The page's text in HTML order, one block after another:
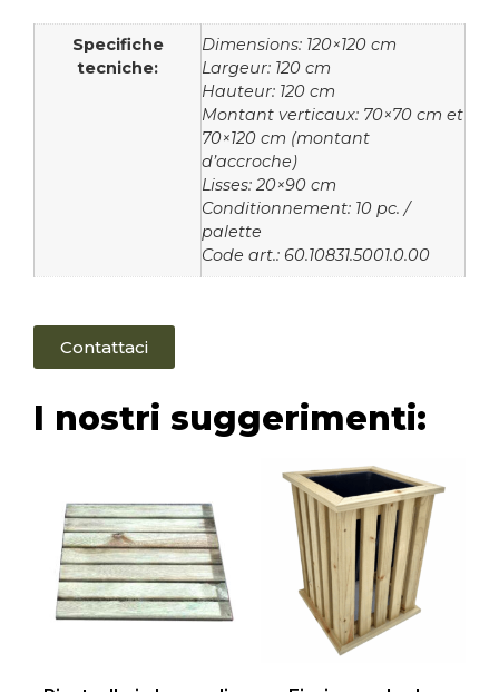
Specifiche
tecniche:
Dimensions: 120×120 cm
Largeur: 120 cm
Hauteur: 120 cm
Montant verticaux: 70×70 cm et
70×120 cm (montant
d’accroche)
Lisses: 20×90 cm
Conditionnement: 10 pc. /
palette
Code art.: 60.10831.5001.0.00
Contattaci
I nostri suggerimenti: